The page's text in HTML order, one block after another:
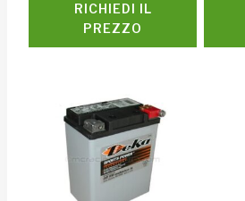
RICHIEDI IL
PREZZO